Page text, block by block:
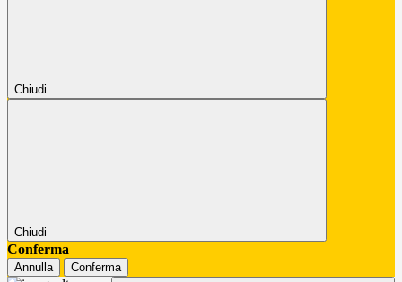
Chiudi
Chiudi
Conferma
Annulla Conferma